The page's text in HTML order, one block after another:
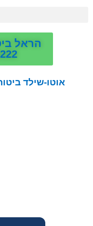
הראל
אוטו-שילד